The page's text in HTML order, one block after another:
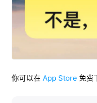
你可以在 App Store 免费